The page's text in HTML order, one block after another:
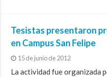
Tesistas presentaron
en Campus San Felipe
15 de junio de 2012
La actividad fue organizada